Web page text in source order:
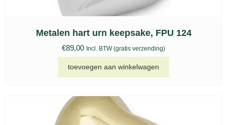
Metalen hart urn keepsake, FPU 124
€89,00 Incl. BTW (gratis verzending)
toevoegen aan winkelwagen